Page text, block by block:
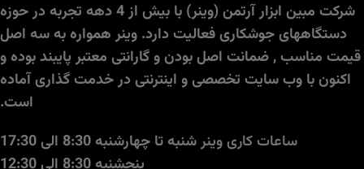
شرکت مبین ابزار آرتمن (وینر) با بیش از 4 دهه تجربه در حوزه
دستگاههای جوشکاری فعالیت دارد. وینر همواره به سه اصل
قیمت مناسب , ضمانت اصل بودن و گارانتی معتبر پایبند بوده و
اکنون با وب سایت تخصصی و اینترنتی در خدمت گذاری آماده
است.
ساعات کاری وینرشنبه تا چهارشنبه 8:30 الی 17:30